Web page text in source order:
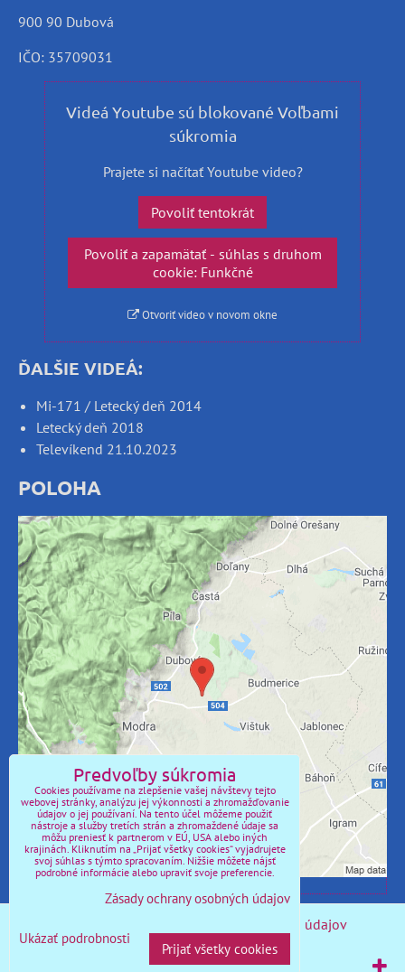
900 90 Dubová
IČO: 35709031
Videá Youtube sú blokované Voľbami
súkromia
Prajete si načítať Youtube video?
Povoliť tentokrát
Povoliť a zapamätať - súhlas s druhom
cookie: Funkčné
Otvoriť video v novom okne
ĎALŠIE VIDEÁ:
Mi-171 / Letecký deň 2014
Letecký deň 2018
Televíkend 21.10.2023
POLOHA
Externý obsah je blokovaný Voľbami
súkromia
Prajete si načítať externý obsah?
Povoliť tentokrát
Povoliť a zapamätať - súhlas s druhom cookie:
Funkčné
Otvoriť obsah v novom okne
Zásady ochrany osobných údajov
Vytvorené pomocou:BiznisWeb.sk
Predvoľby súkromia
Cookies používame na zlepšenie vašej návštevy tejto
webovej stránky, analýzu jej výkonnosti a zhromažďovanie
údajov o jej používaní. Na tento účel môžeme použiť
nástroje a služby tretích strán a zhromaždené údaje sa
môžu preniesť k partnerom v EÚ, USA alebo iných
krajinách. Kliknutím na „Prijať všetky cookies“ vyjadrujete
svoj súhlas s týmto spracovaním. Nižšie môžete nájsť
podrobné informácie alebo upraviť svoje preferencie.
Zásady ochrany osobných údajov
Ukázať podrobnosti
Prijať všetky cookies